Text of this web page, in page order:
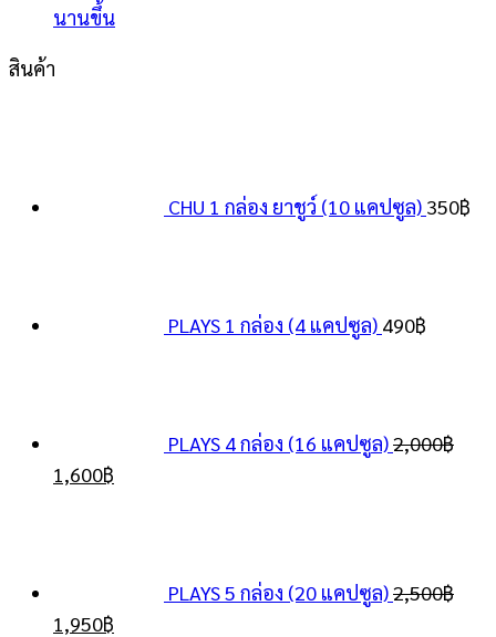
นานขึ้น
สินค้า
CHU 1 กล่อง ยาชูว์ (10 แคปซูล) 350฿
PLAYS 1 กล่อง (4 แคปซูล) 490฿
PLAYS 4 กล่อง (16 แคปซูล)2,000฿
Original
1,600฿
PLAYS 5 กล่อง (20 แคปซูล)2,500฿
Original
1,950฿